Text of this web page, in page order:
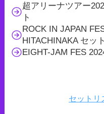
超アリーナツアー
ト
ROCK IN JAPAN
HITACHINAKA セッ
EIGHT-JAM FES
セットリ